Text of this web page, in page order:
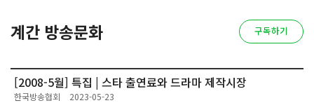
계간 방송문화 구독하기
[2008-5월] 특집 | 스타 출연료와 드라마 제작시장
한국방송협회 2023-05-23